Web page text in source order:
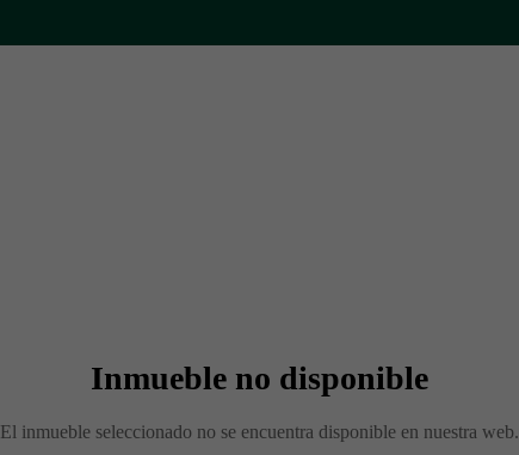
Inmueble no disponible
El inmueble seleccionado no se encuentra disponible en nuestra web.